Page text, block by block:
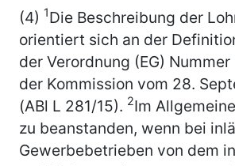
(4) 1Die Beschreibung der
orientiert sich an der
der Verordnung (EG)
der Kommission vom 28.
(ABl L 281/15). 2Im
zu beanstanden, wenn bei
Gewerbebetrieben von dem